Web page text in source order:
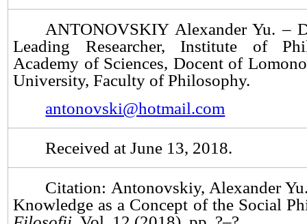
ANTONOVSKIY Alexander Yu. –
Leading Researcher, Institute of
Academy of Sciences, Docent of
University, Faculty of Philosophy.
antonovski@hotmail.com
Received at June 13, 2018.
Citation: Antonovskiy, Alexander
Knowledge as a Concept of the Social